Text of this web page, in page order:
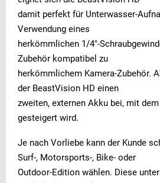
damit perfekt für Unterwasser-
Verwendung eines
herkömmlichen 1/4″-
Zubehör kompatibel zu
herkömmlichem Kamera-Zubehör.
der BeastVision HD einen
zweiten, externen Akku bei, mit
gesteigert wird.
Je nach Vorliebe kann der Kunde
Surf-, Motorsports-, Bike- oder
Outdoor-Edition wählen. Diese